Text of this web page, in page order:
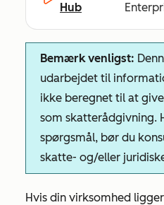
Hub
Bemærk venligst:
udarbejdet til
ikke beregnet til at
som skatterådgivning.
spørgsmål, bør du
skatte- og/eller
Hvis din virksomhed